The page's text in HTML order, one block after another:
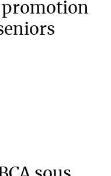
promotion